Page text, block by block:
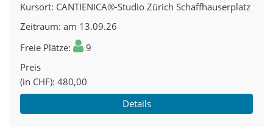
Kursort CANTIENICA®-Studio Zürich Schaffhauserplatz
Zeitraum am 13.09.26
Freie Plätze
9
Preis
(in CHF) 480,00
Details